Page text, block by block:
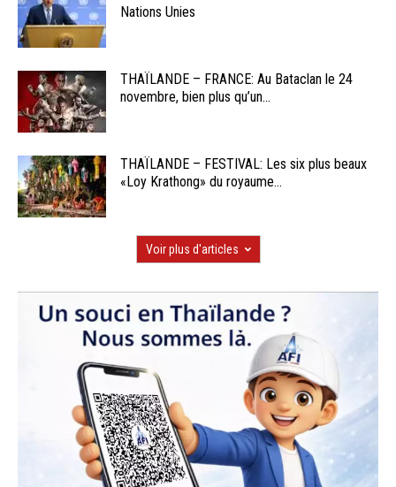
Nations Unies
THAÏLANDE – FRANCE: Au Bataclan le 24
novembre, bien plus qu’un...
THAÏLANDE – FESTIVAL: Les six plus beaux
«Loy Krathong» du royaume...
Voir plus d'articles